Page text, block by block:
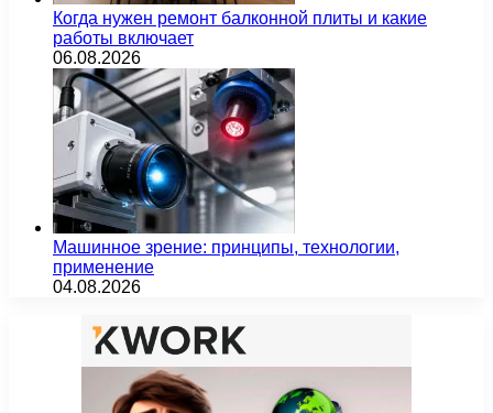
Когда нужен ремонт балконной плиты и какие
работы включает
06.08.2026
Машинное зрение: принципы, технологии,
применение
04.08.2026